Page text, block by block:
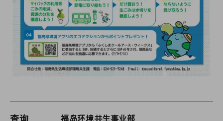
查询
福岛环境共生事业部